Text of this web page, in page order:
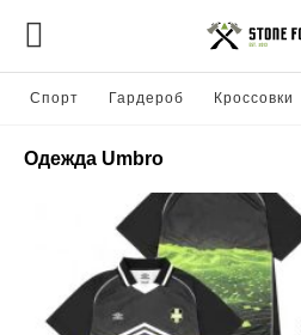
Спорт Гардероб Кроссовки
Одежда Umbro